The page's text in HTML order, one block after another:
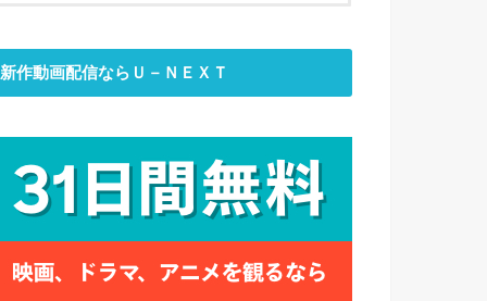
新作動画配信ならＵ－ＮＥＸＴ